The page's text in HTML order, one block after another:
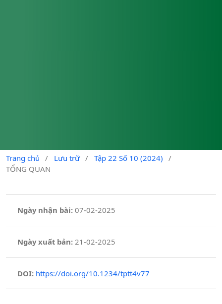
Trang chủ / Lưu trữ / Tập 22 Số 10 (2024)
/
TỔNG QUAN
Ngày nhận bài: 07-02-2025
Ngày xuất bản: 21-02-2025
DOI: https://doi.org/10.1234/tptt4v77